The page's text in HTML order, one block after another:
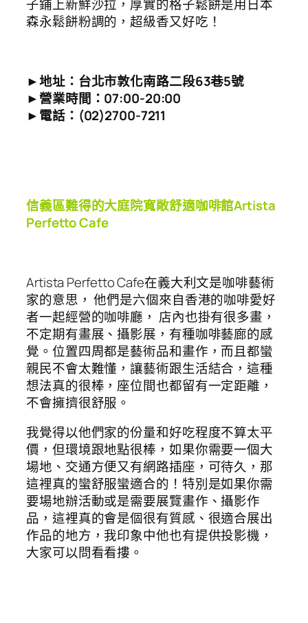
子鋪上新鮮沙拉，厚實的格子鬆餅是用日本
森永鬆餅粉調的，超級香又好吃！
►地址：台北市敦化南路二段63巷5號
►營業時間：07:00-20:00
►電話：(02)2700-7211
信義區難得的大庭院寬敞舒適咖啡館Artista
Perfetto Cafe
Artista Perfetto Cafe在義大利文是咖啡藝術
家的意思， 他們是六個來自香港的咖啡愛好
者一起經營的咖啡廳， 店內也掛有很多畫，
不定期有畫展、攝影展，有種咖啡藝廊的感
覺。位置四周都是藝術品和畫作，而且都蠻
親民不會太難懂，讓藝術跟生活結合，這種
想法真的很棒，座位間也都留有一定距離，
不會擁擠很舒服。
我覺得以他們家的份量和好吃程度不算太平
價，但環境跟地點很棒，如果你需要一個大
場地、交通方便又有網路插座，可待久，那
這裡真的蠻舒服蠻適合的！特別是如果你需
要場地辦活動或是需要展覽畫作、攝影作
品，這裡真的會是個很有質感、很適合展出
作品的地方，我印象中他也有提供投影機，
大家可以問看看摟。